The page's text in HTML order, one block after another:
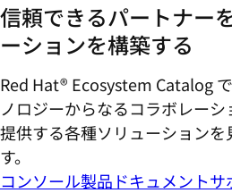
信頼できるパートナー
ーションを構築する
Red Hat® Ecosystem Catalog
ノロジーからなるコラボレー
提供する各種ソリューション
す。
コンソール製品ドキュメントサ